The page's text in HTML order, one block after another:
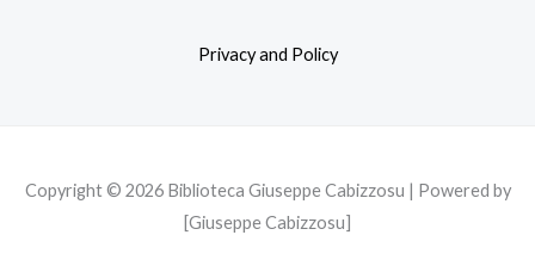
k
a
Privacy and Policy
Copyright © 2026 Biblioteca Giuseppe Cabizzosu | Powered by
[Giuseppe Cabizzosu]